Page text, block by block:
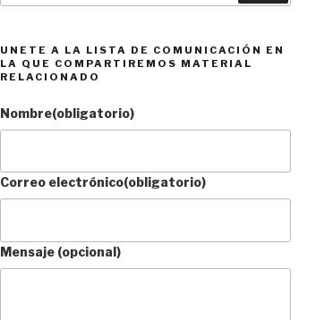
UNETE A LA LISTA DE COMUNICACIÓN EN
LA QUE COMPARTIREMOS MATERIAL
RELACIONADO
Nombre(obligatorio)
Correo electrónico(obligatorio)
Mensaje (opcional)